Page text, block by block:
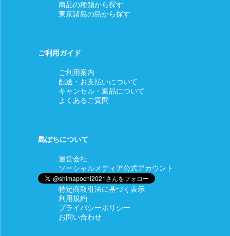
商品の種類から探す
東京諸島の島から探す
ご利用ガイド
ご利用案内
配送・お支払いについて
キャンセル・返品について
よくあるご質問
島ぽちについて
運営会社
ソーシャルメディア公式アカウント
特定商取引法に基づく表示
利用規約
プライバシーポリシー
お問い合わせ